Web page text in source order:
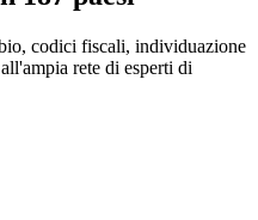
codici fiscali, individuazione
rete di esperti di